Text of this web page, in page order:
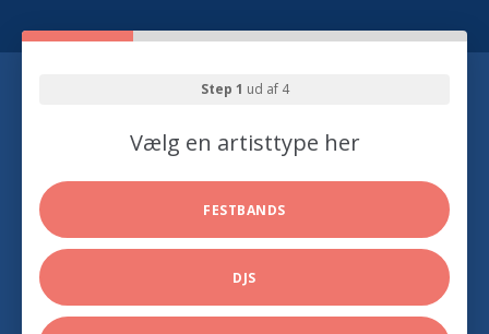
Step 1 ud af 4
Vælg en artisttype her
FESTBANDS
DJS